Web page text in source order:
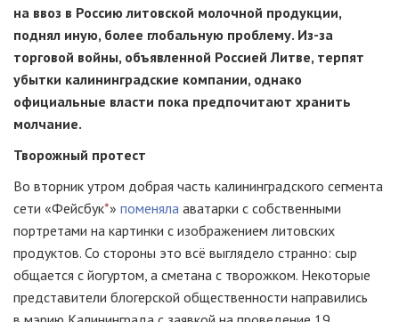
на ввоз в Россию литовской молочной продукции,
поднял иную, более глобальную проблему. Из-за
торговой войны, объявленной Россией Литве, терпят
убытки калининградские компании, однако
официальные власти пока предпочитают хранить
молчание.
Творожный протест
Во вторник утром добрая часть калининградского сегмента
сети «Фейсбук*» поменяла аватарки с собственными
портретами на картинки с изображением литовских
продуктов. Со стороны это всё выглядело странно: сыр
общается с йогуртом, а сметана с творожком. Некоторые
представители блогерской общественности направились